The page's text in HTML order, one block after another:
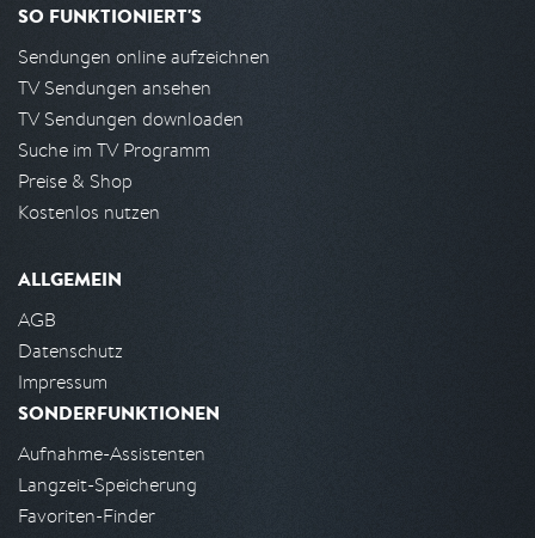
SO FUNKTIONIERT'S
Sendungen online aufzeichnen
TV Sendungen ansehen
TV Sendungen downloaden
Suche im TV Programm
Preise & Shop
Kostenlos nutzen
ALLGEMEIN
AGB
Datenschutz
Impressum
SONDERFUNKTIONEN
Aufnahme-Assistenten
Langzeit-Speicherung
Favoriten-Finder